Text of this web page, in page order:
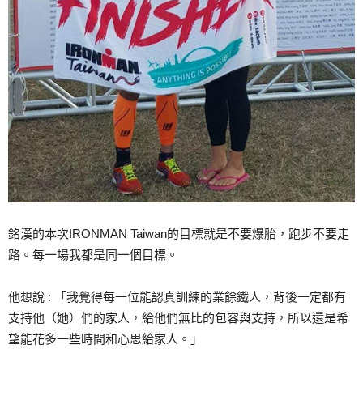
銘漢的本次IRONMAN Taiwan的目標就是不要爆胎，跑步不要走
路。每一場我都是同一個目標。
他想說 : 「我覺得每一位能認真訓練的業餘鐵人，背後一定都有
支持他（她）們的家人，給他們無比的包容與支持，所以還是希
望能花多一些時間和心思給家人。」